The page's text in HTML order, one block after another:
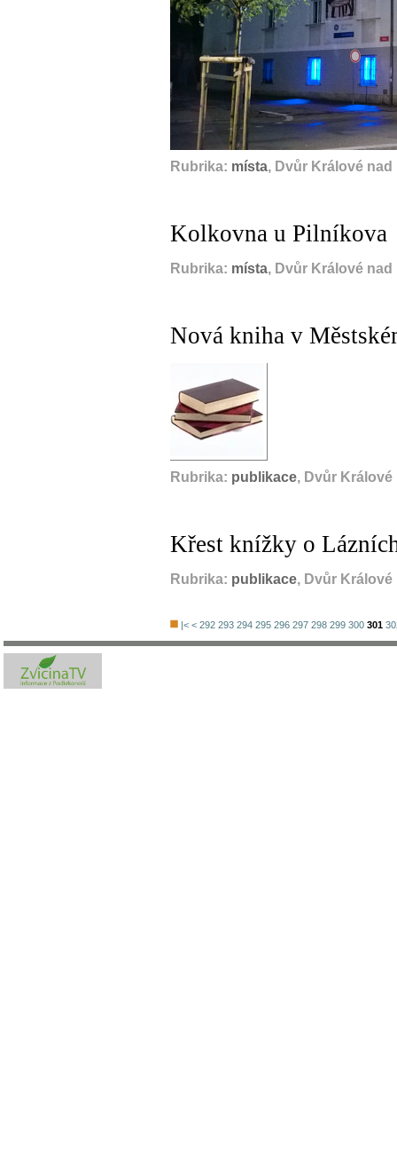
Rubrika: místa, Dvůr Králové nad
Kolkovna u Pilníkova
Rubrika: místa, Dvůr Králové nad
Nová kniha v
Rubrika: publikace, Dvůr Králové
Křest knížky o
Rubrika: publikace, Dvůr Králové
|< < 292 293 294 295 296 297 298 299 300 301